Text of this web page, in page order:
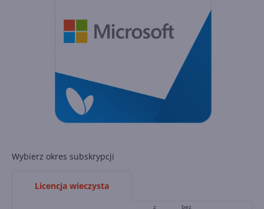
Wybierz okres subskrypcji
Licencja wieczysta